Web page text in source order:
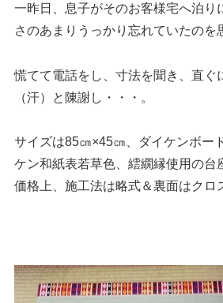
一昨日、息子がそのお客様宅へ泊り
さのあまりうっかり忘れていたのを
慌てて電話をし、寸法を聞き、直ぐ
（汗）と陳謝し・・・。
サイズは85㎝×45㎝、ダイケンボー
ケン和紙表若草色、繧繝縁使用の台
価格上、施工法は略式＆裏面はクロ